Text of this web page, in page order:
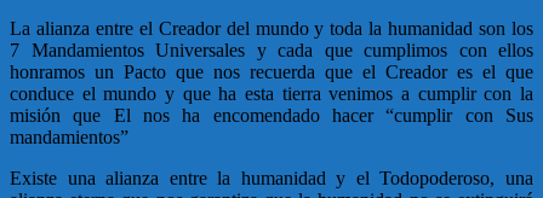
La alianza entre el Creador del mundo y toda la humanidad son los
7 Mandamientos Universales y cada que cumplimos con ellos
honramos un Pacto que nos recuerda que el Creador es el que
conduce el mundo y que ha esta tierra venimos a cumplir con la
misión que El nos ha encomendado hacer “cumplir con Sus
mandamientos”
Existe una alianza entre la humanidad y el Todopoderoso, una